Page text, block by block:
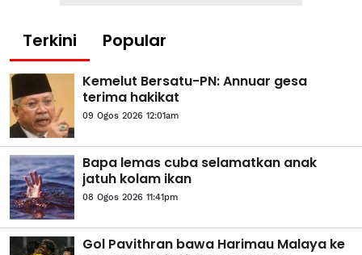
Terkini Popular
Kemelut Bersatu-PN: Annuar gesa
terima hakikat
09 Ogos 2026 12:01am
Bapa lemas cuba selamatkan anak
jatuh kolam ikan
08 Ogos 2026 11:41pm
Gol Pavithran bawa Harimau Malaya ke